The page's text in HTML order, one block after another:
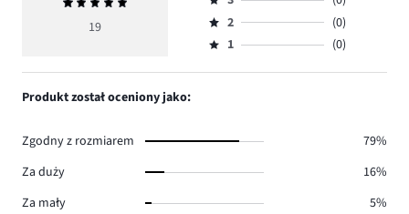
ocena
19
głosów
13.
4,
ilość
głosów
Ocena
3,
ilość
Ocena
2,
2
(0)
Ocena
1,
1 (0)
Produkt został oceniony jako:
Zgodny z rozmiarem
79%
Za duży
16%
Za mały
5%